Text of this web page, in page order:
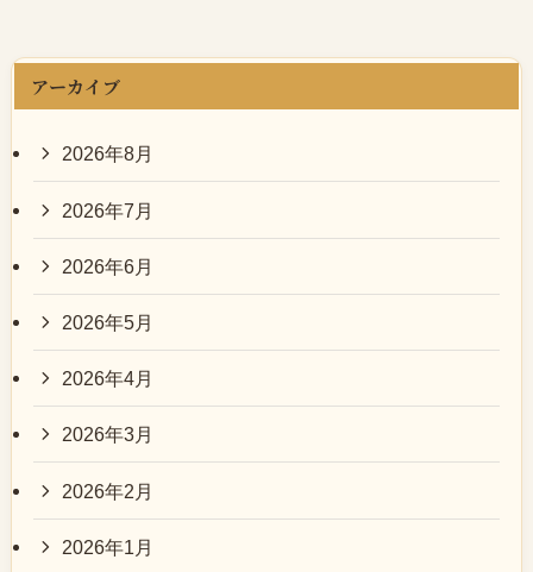
アーカイブ
2026年8月
2026年7月
2026年6月
2026年5月
2026年4月
2026年3月
2026年2月
2026年1月